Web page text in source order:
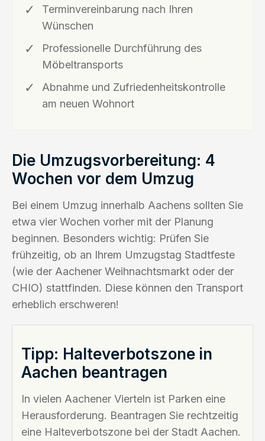
Terminvereinbarung nach Ihren
Wünschen
Professionelle Durchführung des
Möbeltransports
Abnahme und Zufriedenheitskontrolle
am neuen Wohnort
Die Umzugsvorbereitung: 4
Wochen vor dem Umzug
Bei einem Umzug innerhalb Aachens sollten Sie
etwa vier Wochen vorher mit der Planung
beginnen. Besonders wichtig: Prüfen Sie
frühzeitig, ob an Ihrem Umzugstag Stadtfeste
(wie der Aachener Weihnachtsmarkt oder der
CHIO) stattfinden. Diese können den Transport
erheblich erschweren!
Tipp: Halteverbotszone in
Aachen beantragen
In vielen Aachener Vierteln ist Parken eine
Herausforderung. Beantragen Sie rechtzeitig
eine Halteverbotszone bei der Stadt Aachen.